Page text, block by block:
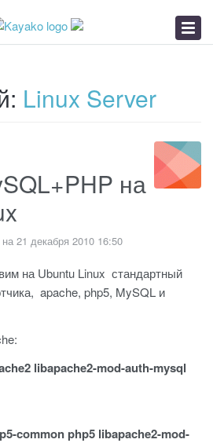
Linux Server
на
21 декабря 2010 16:50
на Ubuntu Linux стандартный
apache, php5, MySQL и
libapache2-mod-auth-mysql
common php5 libapache2-mod-